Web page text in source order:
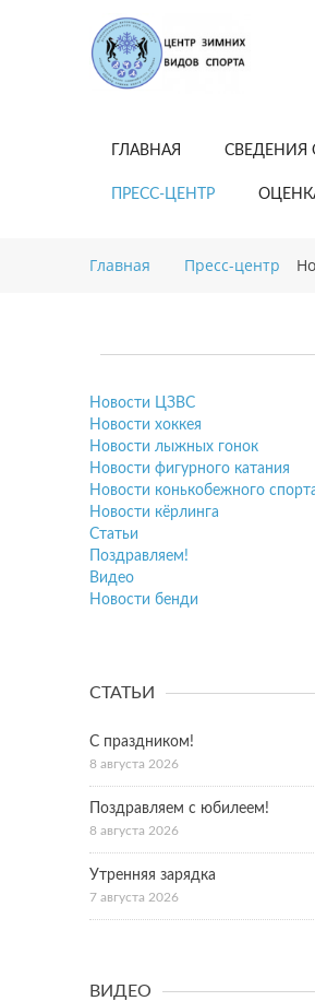
ГЛАВНАЯ СВЕДЕНИЯ
ПРЕСС-ЦЕНТР
Главная Пресс-центр
Новости ЦЗВС
Новости хоккея
Новости лыжных гонок
Новости фигурного катания
Новости конькобежного
Новости кёрлинга
Статьи
Поздравляем!
Видео
Новости бенди
СТАТЬИ
С праздником!
8 августа 2026
Поздравляем с юбилеем!
8 августа 2026
Утренняя зарядка
7 августа 2026
ВИДЕО